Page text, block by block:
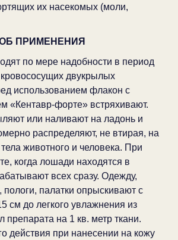
их насекомых (моли,
ПРИМЕНЕНИЯ
по мере надобности в период
двукрылых
использованием флакон с
«Кентавр-форте» встряхивают.
или наливают на ладонь и
распределяют, не втирая, на
животного и человека. При
когда лошади находятся в
всех сразу. Одежду,
пологи, палатки опрыскивают с
см до легкого увлажнения из
препарата на 1 кв. метр ткани.
действия при нанесении на кожу